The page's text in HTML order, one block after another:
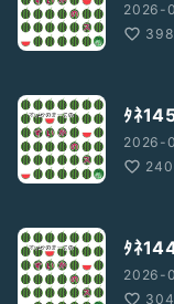
2026-
398
ﾀﾈ
2026-
240
ﾀﾈ
2026-
304